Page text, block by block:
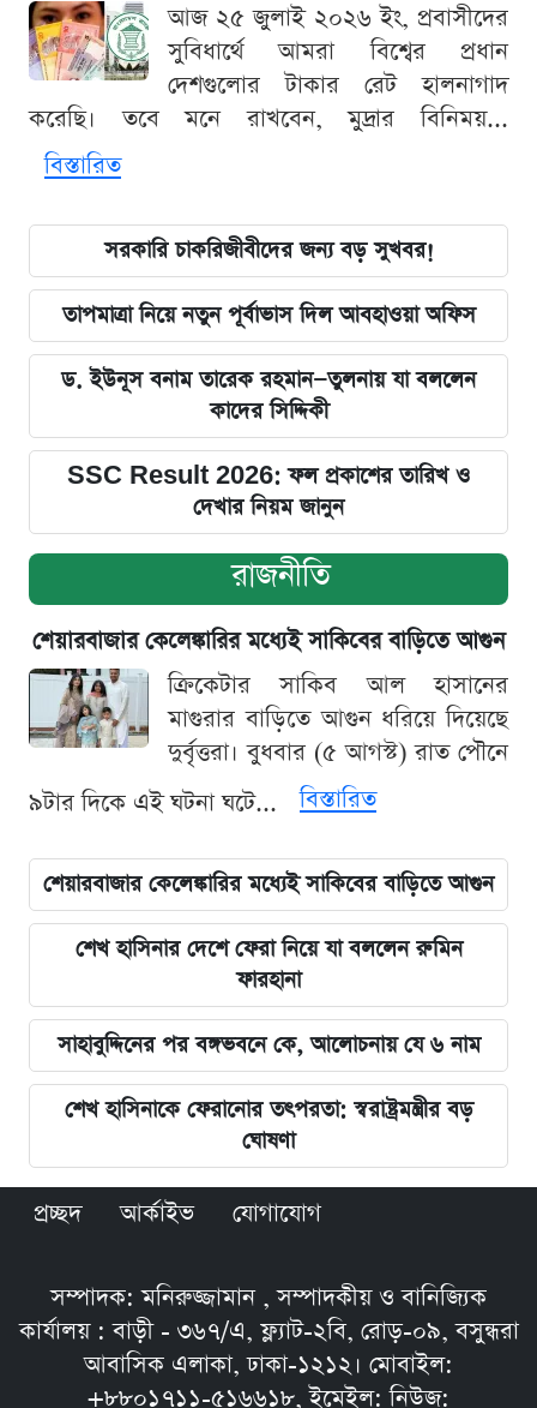
আজ ২৫ জুলাই ২০২৬ ইং, প্রবাসীদের
সুবিধার্থে আমরা বিশ্বের প্রধান
দেশগুলোর টাকার রেট হালনাগাদ
করেছি। তবে মনে রাখবেন, মুদ্রার বিনিময়...
বিস্তারিত
সরকারি চাকরিজীবীদের জন্য বড় সুখবর!
তাপমাত্রা নিয়ে নতুন পূর্বাভাস দিল আবহাওয়া অফিস
ড. ইউনূস বনাম তারেক রহমান—তুলনায় যা বললেন
কাদের সিদ্দিকী
SSC Result 2026: ফল প্রকাশের তারিখ ও
দেখার নিয়ম জানুন
রাজনীতি
শেয়ারবাজার কেলেঙ্কারির মধ্যেই সাকিবের বাড়িতে আগুন
ক্রিকেটার সাকিব আল হাসানের
মাগুরার বাড়িতে আগুন ধরিয়ে দিয়েছে
দুর্বৃত্তরা। বুধবার (৫ আগস্ট) রাত পৌনে
৯টার দিকে এই ঘটনা ঘটে...
বিস্তারিত
শেয়ারবাজার কেলেঙ্কারির মধ্যেই সাকিবের বাড়িতে আগুন
শেখ হাসিনার দেশে ফেরা নিয়ে যা বললেন রুমিন
ফারহানা
সাহাবুদ্দিনের পর বঙ্গভবনে কে, আলোচনায় যে ৬ নাম
শেখ হাসিনাকে ফেরানোর তৎপরতা: স্বরাষ্ট্রমন্ত্রীর বড়
ঘোষণা
প্রচ্ছদ আর্কাইভ যোগাযোগ
সম্পাদক: মনিরুজ্জামান , সম্পাদকীয় ও বানিজ্যিক
কার্যালয় : বাড়ী - ৩৬৭/এ, ফ্ল্যাট-২বি, রোড়-০৯, বসুন্ধরা
আবাসিক এলাকা, ঢাকা-১২১২। মোবাইল:
+৮৮০১৭১১-৫১৬৬১৮, ইমেইল: নিউজ: